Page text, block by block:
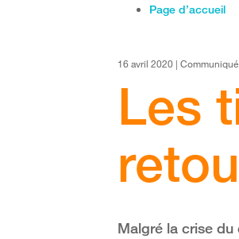
Page d’accueil
16 avril 2020 |
Les
Malgré la crise